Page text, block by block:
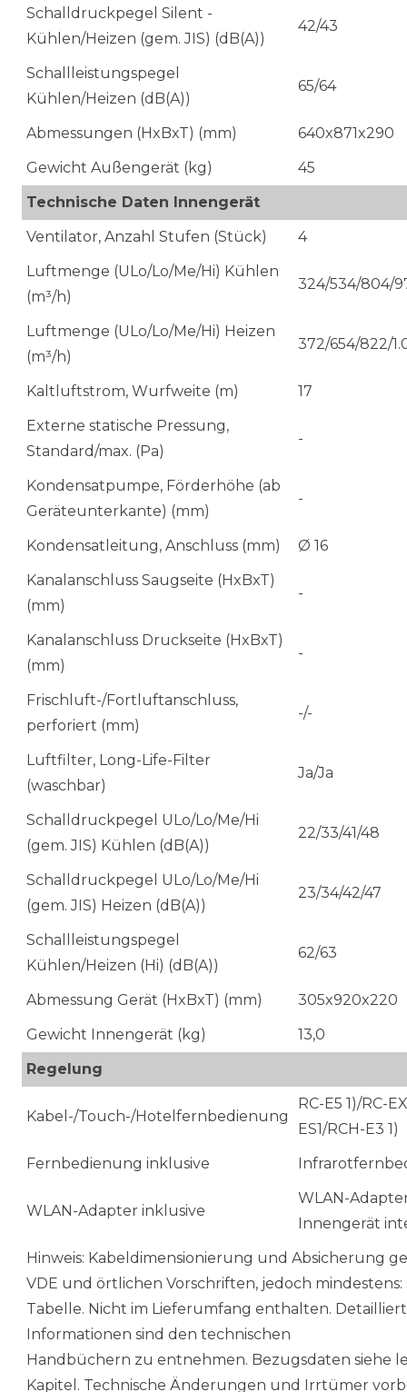
Schalldruckpegel Silent -
Kühlen/Heizen (gem. JIS) (dB(A))
42/43
Schallleistungspegel
Kühlen/Heizen (dB(A))
65/64
Abmessungen (HxBxT) (mm)
640x871x290
Gewicht Außengerät (kg)
45
Technische Daten Innengerät
Ventilator, Anzahl Stufen (Stück)
4
Luftmenge (ULo/Lo/Me/Hi) Kühlen
(m³/h)
324/534/804/
Luftmenge (ULo/Lo/Me/Hi) Heizen
(m³/h)
372/654/822/
Kaltluftstrom, Wurfweite (m)
17
Externe statische Pressung,
Standard/max. (Pa)
-
Kondensatpumpe, Förderhöhe (ab
Geräteunterkante) (mm)
-
Kondensatleitung, Anschluss (mm)
Ø 16
Kanalanschluss Saugseite (HxBxT)
(mm)
-
Kanalanschluss Druckseite (HxBxT)
(mm)
-
Frischluft-/Fortluftanschluss,
perforiert (mm)
-/-
Luftfilter, Long-Life-Filter
(waschbar)
Ja/Ja
Schalldruckpegel ULo/Lo/Me/Hi
(gem. JIS) Kühlen (dB(A))
22/33/41/48
Schalldruckpegel ULo/Lo/Me/Hi
(gem. JIS) Heizen (dB(A))
23/34/42/47
Schallleistungspegel
Kühlen/Heizen (Hi) (dB(A))
62/63
Abmessung Gerät (HxBxT) (mm)
305x920x220
Gewicht Innengerät (kg)
13,0
Regelung
Kabel-/Touch-/Hotelfernbedienung
RC-E5 1)/RC-
ES1/RCH-E3 1)
Fernbedienung inklusive
WLAN-Adapter inklusive
WLAN-
Innengerät
Hinweis: Kabeldimensionierung und Absicherung
VDE und örtlichen Vorschriften, jedoch mindestens:
Tabelle. Nicht im Lieferumfang enthalten.
Informationen sind den technischen
Handbüchern zu entnehmen. Bezugsdaten siehe
Kapitel. Technische Änderungen und Irrtümer